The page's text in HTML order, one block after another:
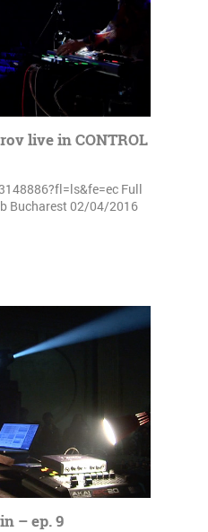
live in CONTROL
Full
Bucharest 02/04/2016
– ep. 9